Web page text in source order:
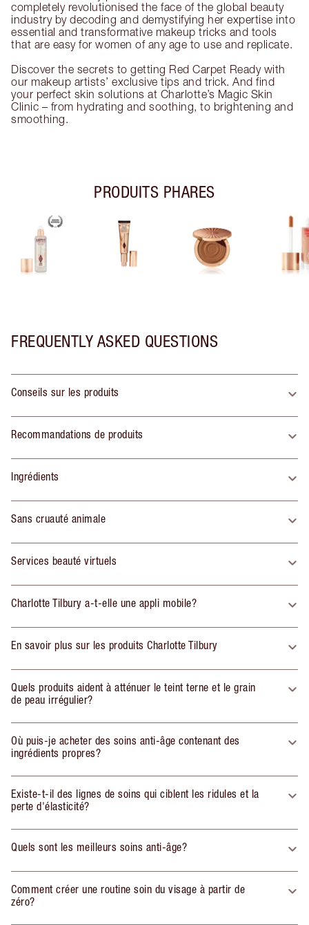
completely revolutionised the face of the global beauty
industry by decoding and demystifying her expertise into
essential and transformative makeup tricks and tools
that are easy for women of any age to use and replicate.
Discover the secrets to getting Red Carpet Ready with
our makeup artists’ exclusive tips and trick. And find
your perfect skin solutions at Charlotte’s Magic Skin
Clinic – from hydrating and soothing, to brightening and
smoothing.
PRODUITS PHARES
FREQUENTLY ASKED QUESTIONS
Conseils sur les produits
Recommandations de produits
Ingrédients
Sans cruauté animale
Services beauté virtuels
Charlotte Tilbury a-t-elle une appli mobile?
En savoir plus sur les produits Charlotte Tilbury
Quels produits aident à atténuer le teint terne et le grain
de peau irrégulier?
Où puis-je acheter des soins anti-âge contenant des
ingrédients propres?
Existe-t-il des lignes de soins qui ciblent les ridules et la
perte d'élasticité?
Quels sont les meilleurs soins anti-âge?
Comment créer une routine soin du visage à partir de
zéro?